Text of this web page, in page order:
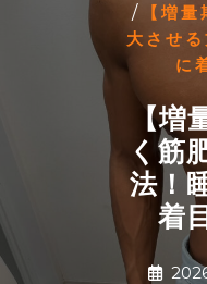
/
【増
大させ
に
【増
く筋
法！
着